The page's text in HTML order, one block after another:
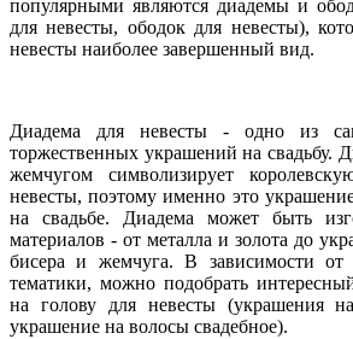
популярными являются диадемы и
для невесты, ободок для невесты),
невесты наиболее завершенный вид.
Диадема для невесты - одно из
торжественных украшений на свадьбу.
жемчугом символизирует
невесты, поэтому именно это
на свадьбе. Диадема может быть
материалов - от металла и золота до
бисера и жемчуга. В зависимости
тематики, можно подобрать
на голову для невесты (украшения
украшение на волосы свадебное).